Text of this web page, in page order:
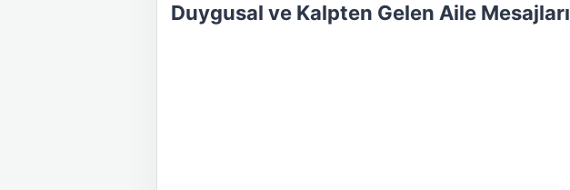
Duygusal ve Kalpten Gelen Aile Mesajları